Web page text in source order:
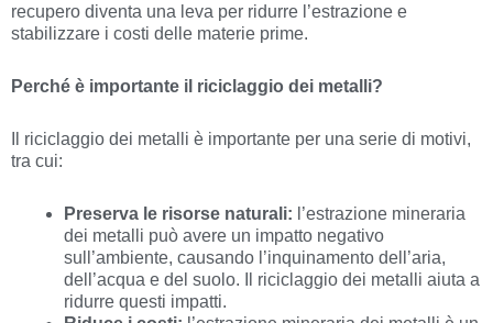
recupero diventa una leva per ridurre l’estrazione e
stabilizzare i costi delle materie prime.
Perché è importante il riciclaggio dei metalli?
Il riciclaggio dei metalli è importante per una serie di motivi,
tra cui:
Preserva le risorse naturali: l’estrazione mineraria
dei metalli può avere un impatto negativo
sull’ambiente, causando l’inquinamento dell’aria,
dell’acqua e del suolo. Il riciclaggio dei metalli aiuta a
ridurre questi impatti.